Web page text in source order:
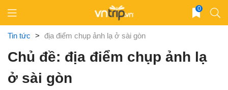
content
0
Tin tức > địa điểm chụp ảnh lạ ở sài gòn
Chủ đề: địa điểm chụp ảnh lạ
ở sài gòn